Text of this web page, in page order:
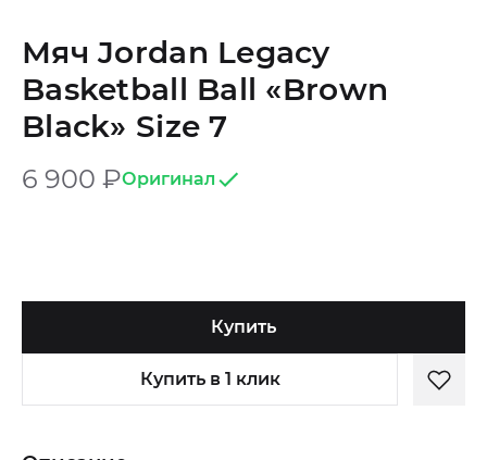
Мяч Jordan Legacy
Basketball Ball «Brown
Black» Size 7
6 900 ₽Оригинал
Купить
Купить в 1 клик